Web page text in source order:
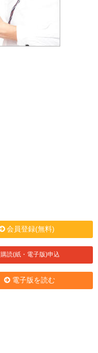
会員登録(無料)
購読(紙・電子版)申込
電子版を読む